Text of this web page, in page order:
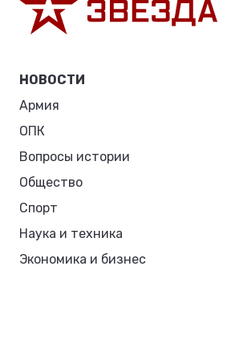
НОВОСТИ
Армия
ОПК
Вопросы истории
Общество
Спорт
Наука и техника
Экономика и бизнес